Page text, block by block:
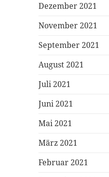
Dezember 2021
November 2021
September 2021
August 2021
Juli 2021
Juni 2021
Mai 2021
März 2021
Februar 2021